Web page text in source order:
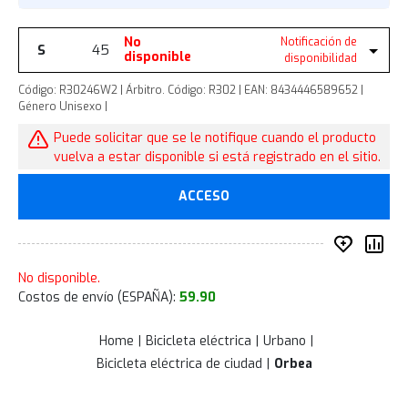
S 45
No
disponible
Notificación de
disponibilidad
Código: R30246W2 | Árbitro. Código: R302 | EAN: 8434446589652 |
Género Unisexo |
Puede solicitar que se le notifique cuando el producto
vuelva a estar disponible si está registrado en el sitio.
ACCESO
añadir
No disponible.
Costos de envío (ESPAÑA): 59.90
Home Bicicleta eléctrica
Urbano
Bicicleta eléctrica de ciudad
Orbea